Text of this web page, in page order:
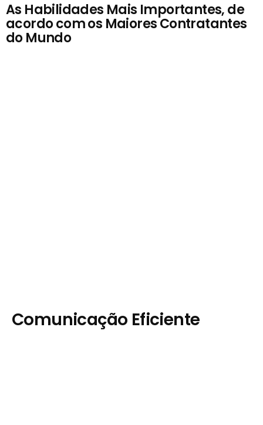
As Habilidades Mais Importantes, de
acordo com os Maiores Contratantes
do Mundo
Comunicação Eficiente